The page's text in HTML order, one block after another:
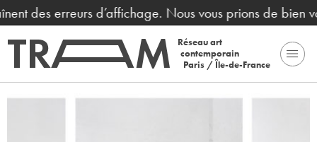
des erreurs d’affichage. Nous vous prions de bien
Réseau art
contemporain
Paris / Île-de-France